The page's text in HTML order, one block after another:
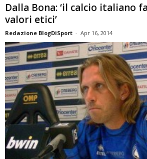
Dalla Bona: ‘il calcio italiano
valori etici’
Redazione BlogDiSport - Apr 16, 2014